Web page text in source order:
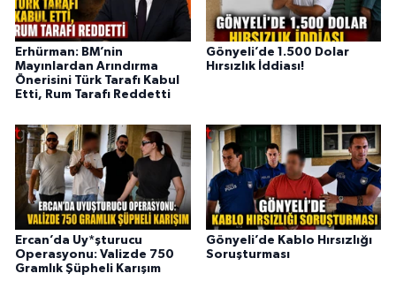
Erhürman: BM’nin
Mayınlardan Arındırma
Önerisini Türk Tarafı Kabul
Etti, Rum Tarafı Reddetti
Gönyeli’de 1.500 Dolar
Hırsızlık İddiası!
Ercan’da Uy*şturucu
Operasyonu: Valizde 750
Gramlık Şüpheli Karışım
Gönyeli’de Kablo Hırsızlığı
Soruşturması